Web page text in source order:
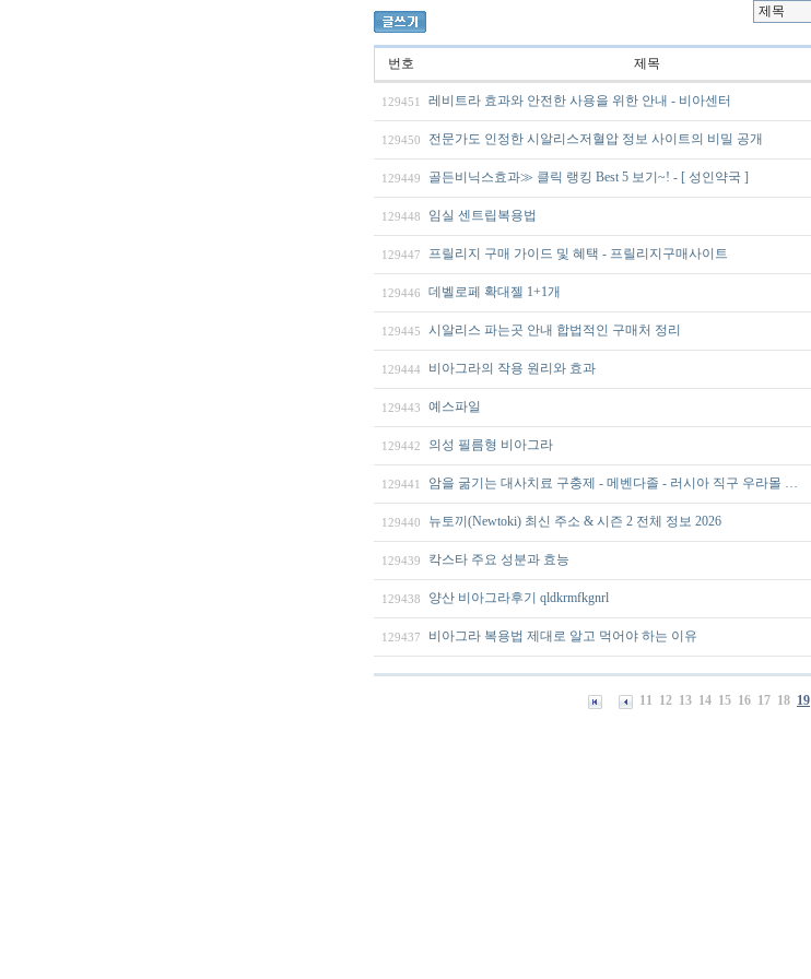
번호 제목
129451 레비트라 효과와 안전한 사용을 위한 안내 - 비아센터
129450 전문가도 인정한 시알리스저혈압 정보 사이트의 비밀 공개
129449 골든비닉스효과≫ 클릭 랭킹 Best 5 보기~! - [ 성인약국 ]
129448 임실 센트립복용법
129447 프릴리지 구매 가이드 및 혜택 - 프릴리지구매사이트
129446 데벨로페 확대젤 1+1개
129445 시알리스 파는곳 안내 합법적인 구매처 정리
129444 비아그라의 작용 원리와 효과
129443 예스파일
129442 의성 필름형 비아그라
129441 암을 굶기는 대사치료 구충제 - 메벤다졸 - 러시아 직구 우라몰 …
129440 뉴토끼(Newtoki) 최신 주소 & 시즌 2 전체 정보 2026
129439 칵스타 주요 성분과 효능
129438 양산 비아그라후기 qldkrmfkgnrl
129437 비아그라 복용법 제대로 알고 먹어야 하는 이유
11 12 13 14 15 16 17 18 19